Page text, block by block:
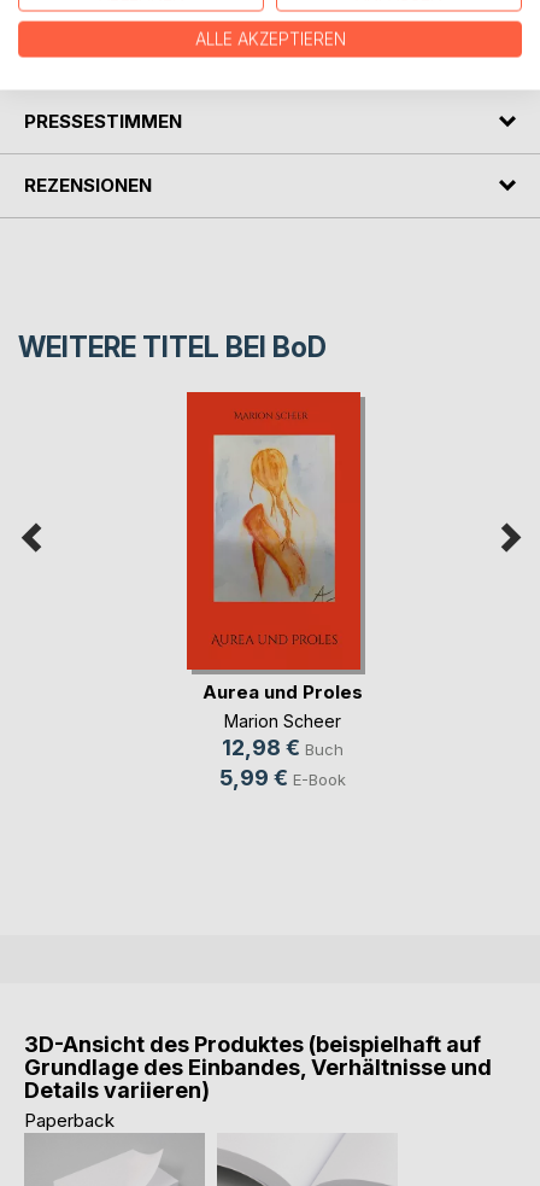
AUTOR/IN
PRESSESTIMMEN
REZENSIONEN
WEITERE TITEL BEI BoD
Aurea und Proles
Marion Scheer
12,98 € Buch
5,99 € E-Book
3D-Ansicht des Produktes (beispielhaft auf
Grundlage des Einbandes, Verhältnisse und
Details variieren)
Paperback
ALLE AKZEPTIEREN